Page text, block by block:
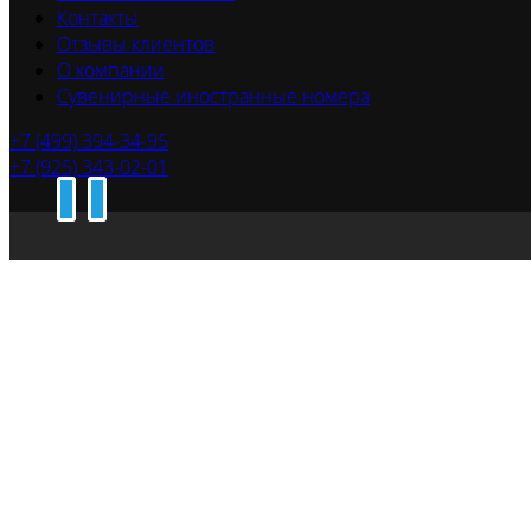
Контакты
Отзывы клиентов
О компании
Сувенирные иностранные номера
+7 (499) 394-34-95
+7 (925) 343-02-01